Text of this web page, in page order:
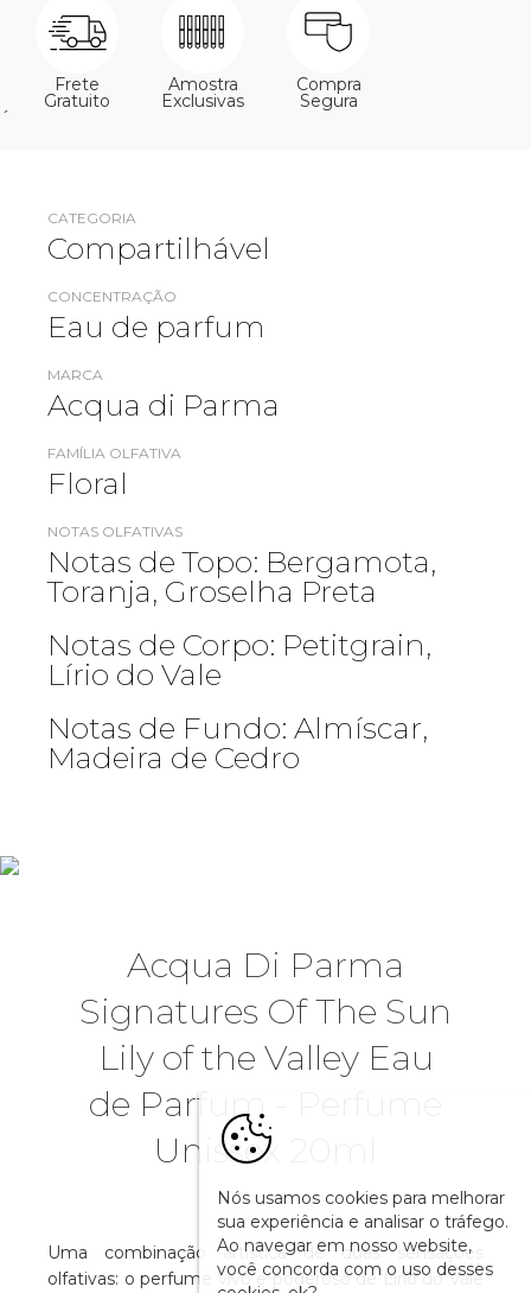
Frete
Gratuito
Amostra
Exclusivas
Compra
Segura
´
CATEGORIA
Compartilhável
CONCENTRAÇÃO
Eau de parfum
MARCA
Acqua di Parma
FAMÍLIA OLFATIVA
Floral
NOTAS OLFATIVAS
Notas de Topo: Bergamota,
Toranja, Groselha Preta
Notas de Corpo: Petitgrain,
Lírio do Vale
Notas de Fundo: Almíscar,
Madeira de Cedro
Acqua Di Parma
Signatures Of The Sun
Lily of the Valley Eau
de Parfum - Perfume
Unissex 20ml
Uma combinação artística de duas sensações
olfativas: o perfume vivo e poderoso de Lírio do Vale
Nós usamos cookies para melhorar
sua experiência e analisar o tráfego.
Ao navegar em nosso website,
você concorda com o uso desses